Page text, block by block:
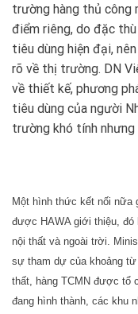
trường hàng thủ công
điểm riêng, do đặc
tiêu dùng hiện đại,
rõ về thị trường. DN
về thiết kế, phương
tiêu dùng của người
trường khó tính nhưng
Một hình thức kết nối
được HAWA giới thiệu, đó
nội thất và ngoài trời.
sự tham dự của khoảng từ
thất, hàng TCMN được tổ
đang hình thành, các khu